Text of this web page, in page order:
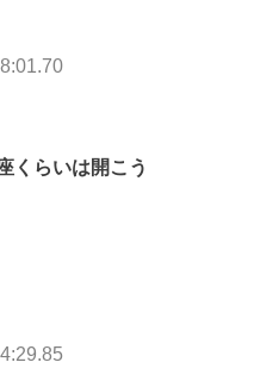
くらいは開こう